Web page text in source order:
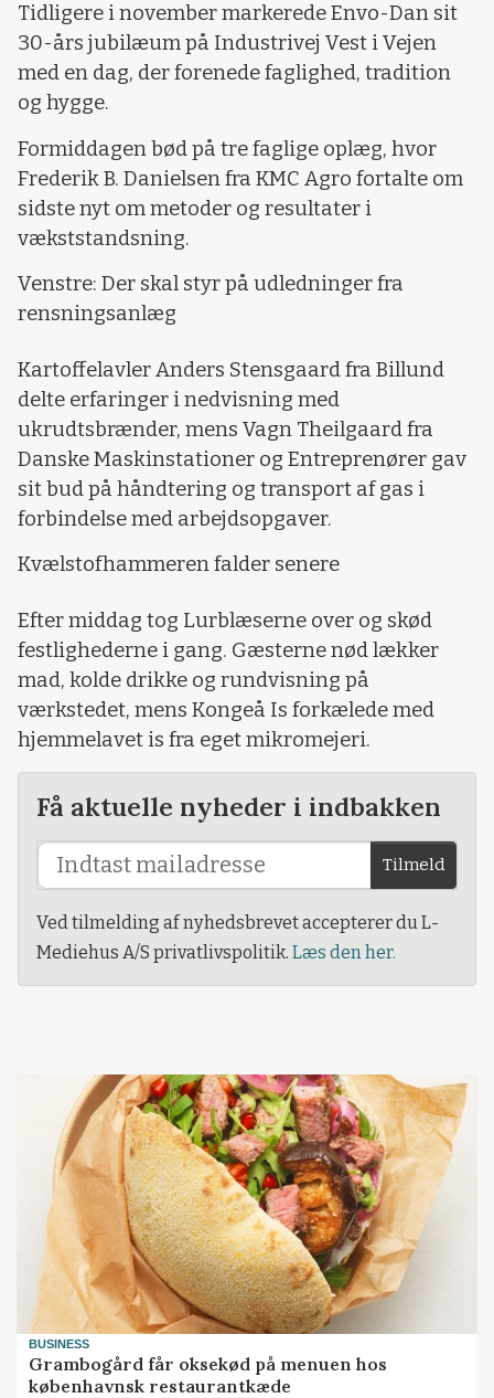
Tidligere i november markerede Envo-Dan sit
30-års jubilæum på Industrivej Vest i Vejen
med en dag, der forenede faglighed, tradition
og hygge.
Formiddagen bød på tre faglige oplæg, hvor
Frederik B. Danielsen fra KMC Agro fortalte om
sidste nyt om metoder og resultater i
vækststandsning.
Venstre: Der skal styr på udledninger fra
rensningsanlæg
Kartoffelavler Anders Stensgaard fra Billund
delte erfaringer i nedvisning med
ukrudtsbrænder, mens Vagn Theilgaard fra
Danske Maskinstationer og Entreprenører gav
sit bud på håndtering og transport af gas i
forbindelse med arbejdsopgaver.
Kvælstofhammeren falder senere
Efter middag tog Lurblæserne over og skød
festlighederne i gang. Gæsterne nød lækker
mad, kolde drikke og rundvisning på
værkstedet, mens Kongeå Is forkælede med
hjemmelavet is fra eget mikromejeri.
Få aktuelle nyheder i indbakken
Tilmeld
Ved tilmelding af nyhedsbrevet accepterer du L-
Mediehus A/S privatlivspolitik. Læs den her.
BUSINESS
Grambogård får oksekød på menuen hos
københavnsk restaurantkæde